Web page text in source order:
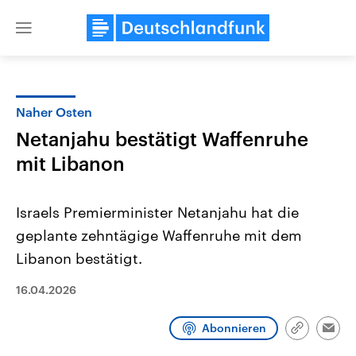
Close
2026
September 2026 einen neuen
Wirtschaftlich und
gehören die Vereinigten
den mächtigsten Ländern
Naher Osten
Netanjahu bestätigt Waffenruhe
mit Libanon
Israels Premierminister Netanjahu hat die
geplante zehntägige Waffenruhe mit dem
Libanon bestätigt.
16.04.2026
Abonnieren
Link